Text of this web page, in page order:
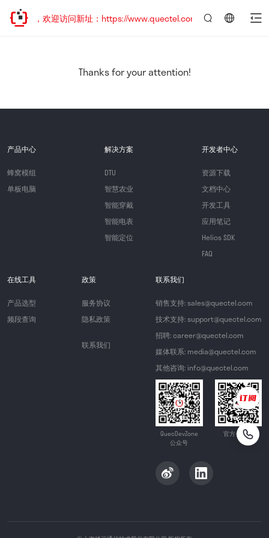
已迁移，欢迎访问新址：https://www.quectel.com.cn
Thanks for your attention!
产品中心
蜂窝模组
单板电脑
解决方案
DTU
智慧农业
智能穿戴
智能电表
智能定位
开发者中心
资源下载
文档中心
开发工具
应用笔记
Helios SDK
FAQ
在线工具
产品选型
频段查询
政策
服务协议
隐私政策
联系我们
联系我们
销售支持: sales@quectel.com
技术支持: support@quectel.com
招聘: career@quectel.com
媒体联系: media@quectel.com
其他咨询: info@quectel.com
QuecDevZone
公众号
官方公众号